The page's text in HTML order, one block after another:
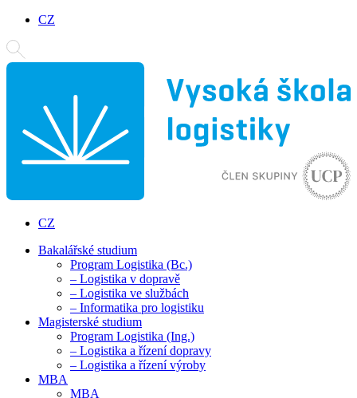
CZ
CZ
Bakalářské studium
Program Logistika (Bc.)
– Logistika v dopravě
– Logistika ve službách
– Informatika pro logistiku
Magisterské studium
Program Logistika (Ing.)
– Logistika a řízení dopravy
– Logistika a řízení výroby
MBA
MBA